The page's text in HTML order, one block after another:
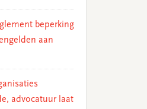
beperking
aan
advocatuur laat